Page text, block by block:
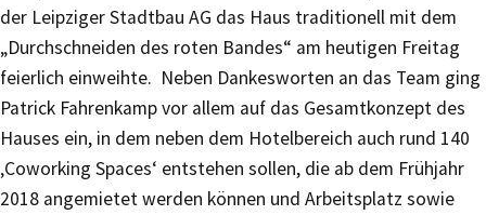
der Leipziger Stadtbau AG das Haus traditionell mit dem
„Durchschneiden des roten Bandes“ am heutigen Freitag
feierlich einweihte. Neben Dankesworten an das Team ging
Patrick Fahrenkamp vor allem auf das Gesamtkonzept des
Hauses ein, in dem neben dem Hotelbereich auch rund 140
‚Coworking Spaces‘ entstehen sollen, die ab dem Frühjahr
2018 angemietet werden können und Arbeitsplatz sowie